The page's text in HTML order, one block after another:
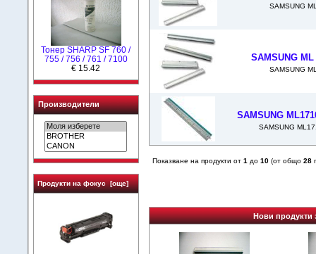
Тонер SHARP SF 760 /
755 / 756 / 761 / 7100
€ 15.42
Производители
Продукти на фокус [още]
SAMSUNG
SAMSUNG
SAMSUNG
SAMSUNG
SAMSUNG
Показване на продукти от 1 до 10(от общо 28
Нови продукти